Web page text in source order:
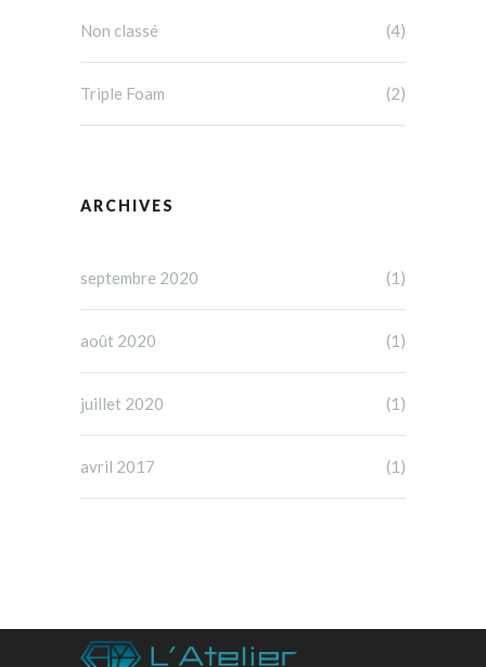
Non classé (4)
Triple Foam (2)
ARCHIVES
septembre 2020 (1)
août 2020 (1)
juillet 2020 (1)
avril 2017 (1)